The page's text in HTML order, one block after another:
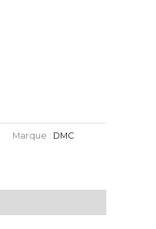
Marque : DMC